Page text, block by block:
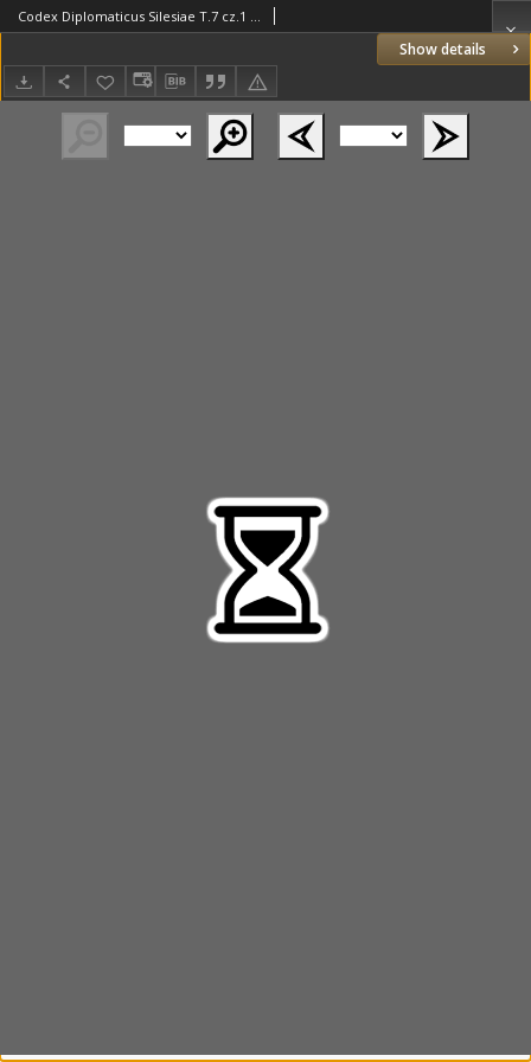
Show details
Codex Diplomaticus Silesiae T.7 cz.1 Regesten zur schlesischen Geschichte. Erster Theil. Bis zum Jahre 1250